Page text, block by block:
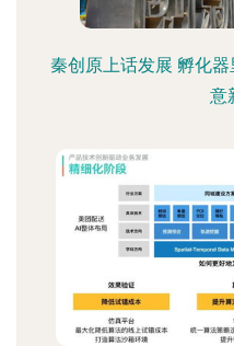
秦创原上话发展 孵化
意